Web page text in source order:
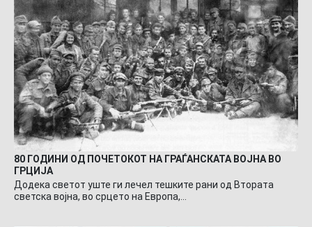
80 ГОДИНИ ОД ПОЧЕТОКОТ НА ГРАЃАНСКАТА ВОЈНА ВО
ГРЦИЈА
Додека светот уште ги лечел тешките рани од Втората
светска војна, во срцето на Европа,…